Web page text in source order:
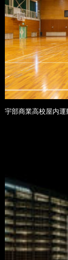
宇部商業高校屋内